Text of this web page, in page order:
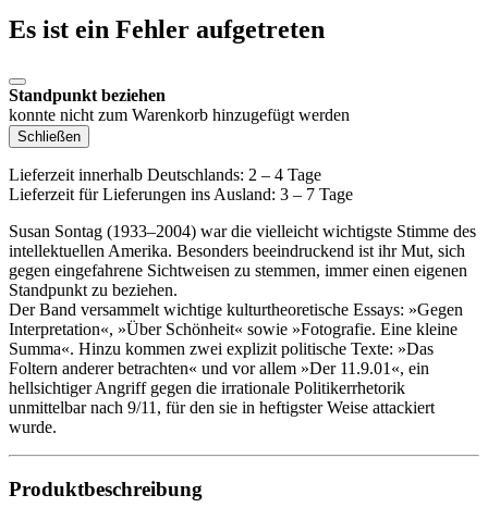
Es ist ein Fehler aufgetreten
Standpunkt beziehen
konnte nicht zum Warenkorb hinzugefügt werden
Schließen
Lieferzeit innerhalb Deutschlands: 2 – 4 Tage
Lieferzeit für Lieferungen ins Ausland: 3 – 7 Tage
Susan Sontag (1933–2004) war die vielleicht wichtigste Stimme des
intellektuellen Amerika. Besonders beeindruckend ist ihr Mut, sich
gegen eingefahrene Sichtweisen zu stemmen, immer einen eigenen
Standpunkt zu beziehen.
Der Band versammelt wichtige kulturtheoretische Essays: »Gegen
Interpretation«, »Über Schönheit« sowie »Fotografie. Eine kleine
Summa«. Hinzu kommen zwei explizit politische Texte: »Das
Foltern anderer betrachten« und vor allem »Der 11.9.01«, ein
hellsichtiger Angriff gegen die irrationale Politikerrhetorik
unmittelbar nach 9/11, für den sie in heftigster Weise attackiert
wurde.
Produktbeschreibung